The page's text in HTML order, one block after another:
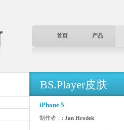
首页 产品
BS.Player皮肤
iPhone 5
制作者：: Jan Hrodek